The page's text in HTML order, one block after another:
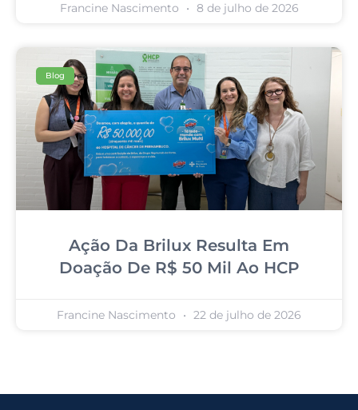
Francine Nascimento 8 de julho de 2026
Blog
Ação Da Brilux Resulta Em
Doação De R$ 50 Mil Ao HCP
Francine Nascimento 22 de julho de 2026